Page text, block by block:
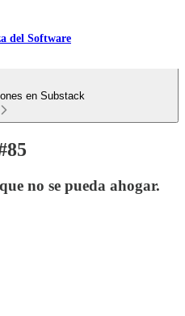
del Software
en Substack
no se pueda ahogar.